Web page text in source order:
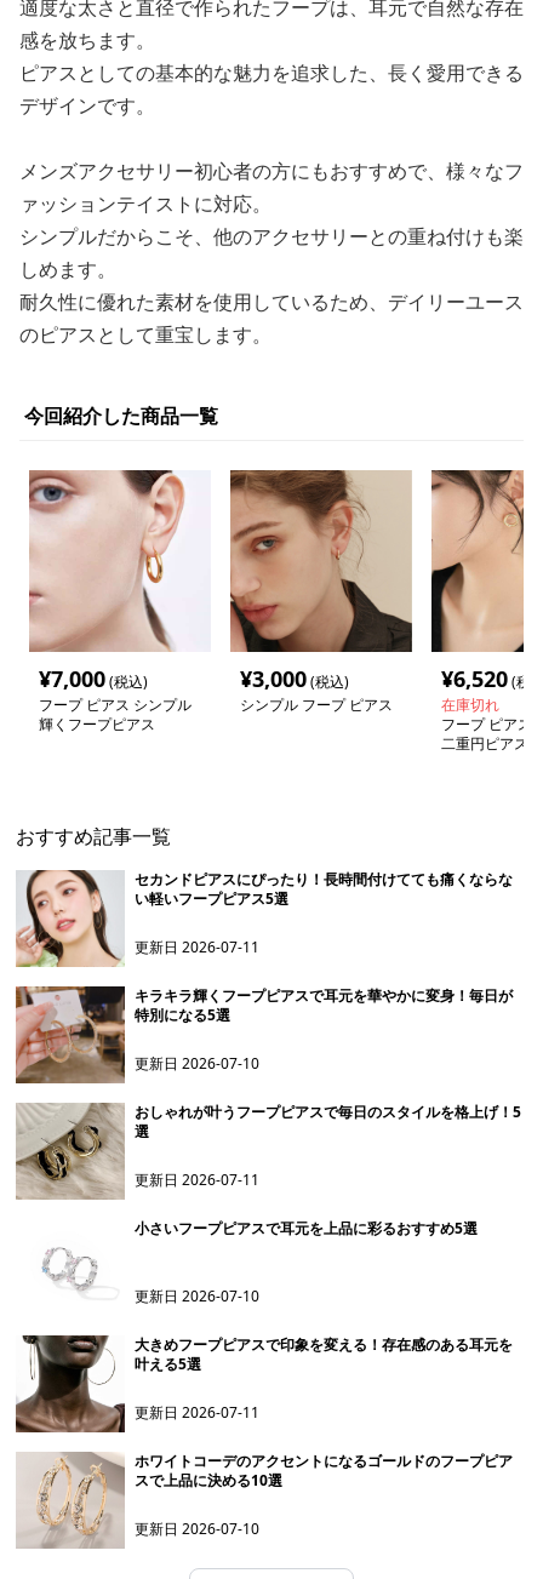
適度な太さと直径で作られたフープは、耳元で自然な存在
感を放ちます。
ピアスとしての基本的な魅力を追求した、長く愛用できる
デザインです。
メンズアクセサリー初心者の方にもおすすめで、様々なフ
ァッションテイストに対応。
シンプルだからこそ、他のアクセサリーとの重ね付けも楽
しめます。
耐久性に優れた素材を使用しているため、デイリーユース
のピアスとして重宝します。
今回紹介した商品一覧
¥7,000(税込)
フープ ピアス シンプル
輝くフープピアス
¥3,000(税込)
シンプル フープ ピアス
¥6,520(税
在庫切れ
フープ ピアス
二重円ピアス
おすすめ記事一覧
セカンドピアスにぴったり！長時間付けてても痛くならな
い軽いフープピアス5選
更新日2026-07-11
キラキラ輝くフープピアスで耳元を華やかに変身！毎日が
特別になる5選
更新日2026-07-10
おしゃれが叶うフープピアスで毎日のスタイルを格上げ！5
選
更新日2026-07-11
小さいフープピアスで耳元を上品に彩るおすすめ5選
更新日2026-07-10
大きめフープピアスで印象を変える！存在感のある耳元を
叶える5選
更新日2026-07-11
ホワイトコーデのアクセントになるゴールドのフープピア
スで上品に決める10選
更新日2026-07-10